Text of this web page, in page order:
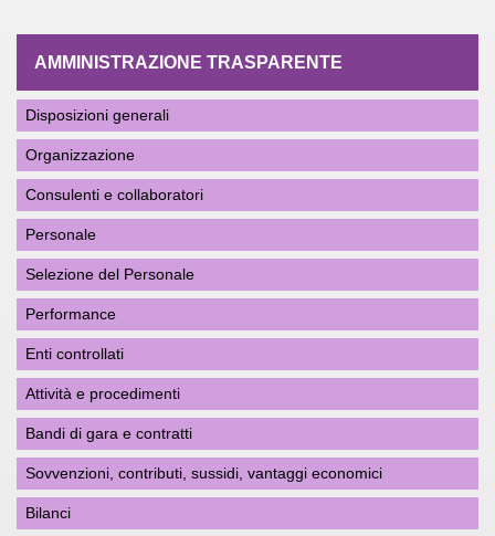
AMMINISTRAZIONE TRASPARENTE
Disposizioni generali
Organizzazione
Consulenti e collaboratori
Personale
Selezione del Personale
Performance
Enti controllati
Attività e procedimenti
Bandi di gara e contratti
Sovvenzioni, contributi, sussidi, vantaggi economici
Bilanci